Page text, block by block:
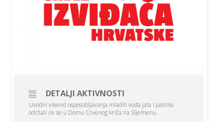
DETALJI AKTIVNOSTI
Uvodni vikend osposobljavanja mladih vođa jata i patrola
održati će se u Domu Crvenog križa na Sljemenu.